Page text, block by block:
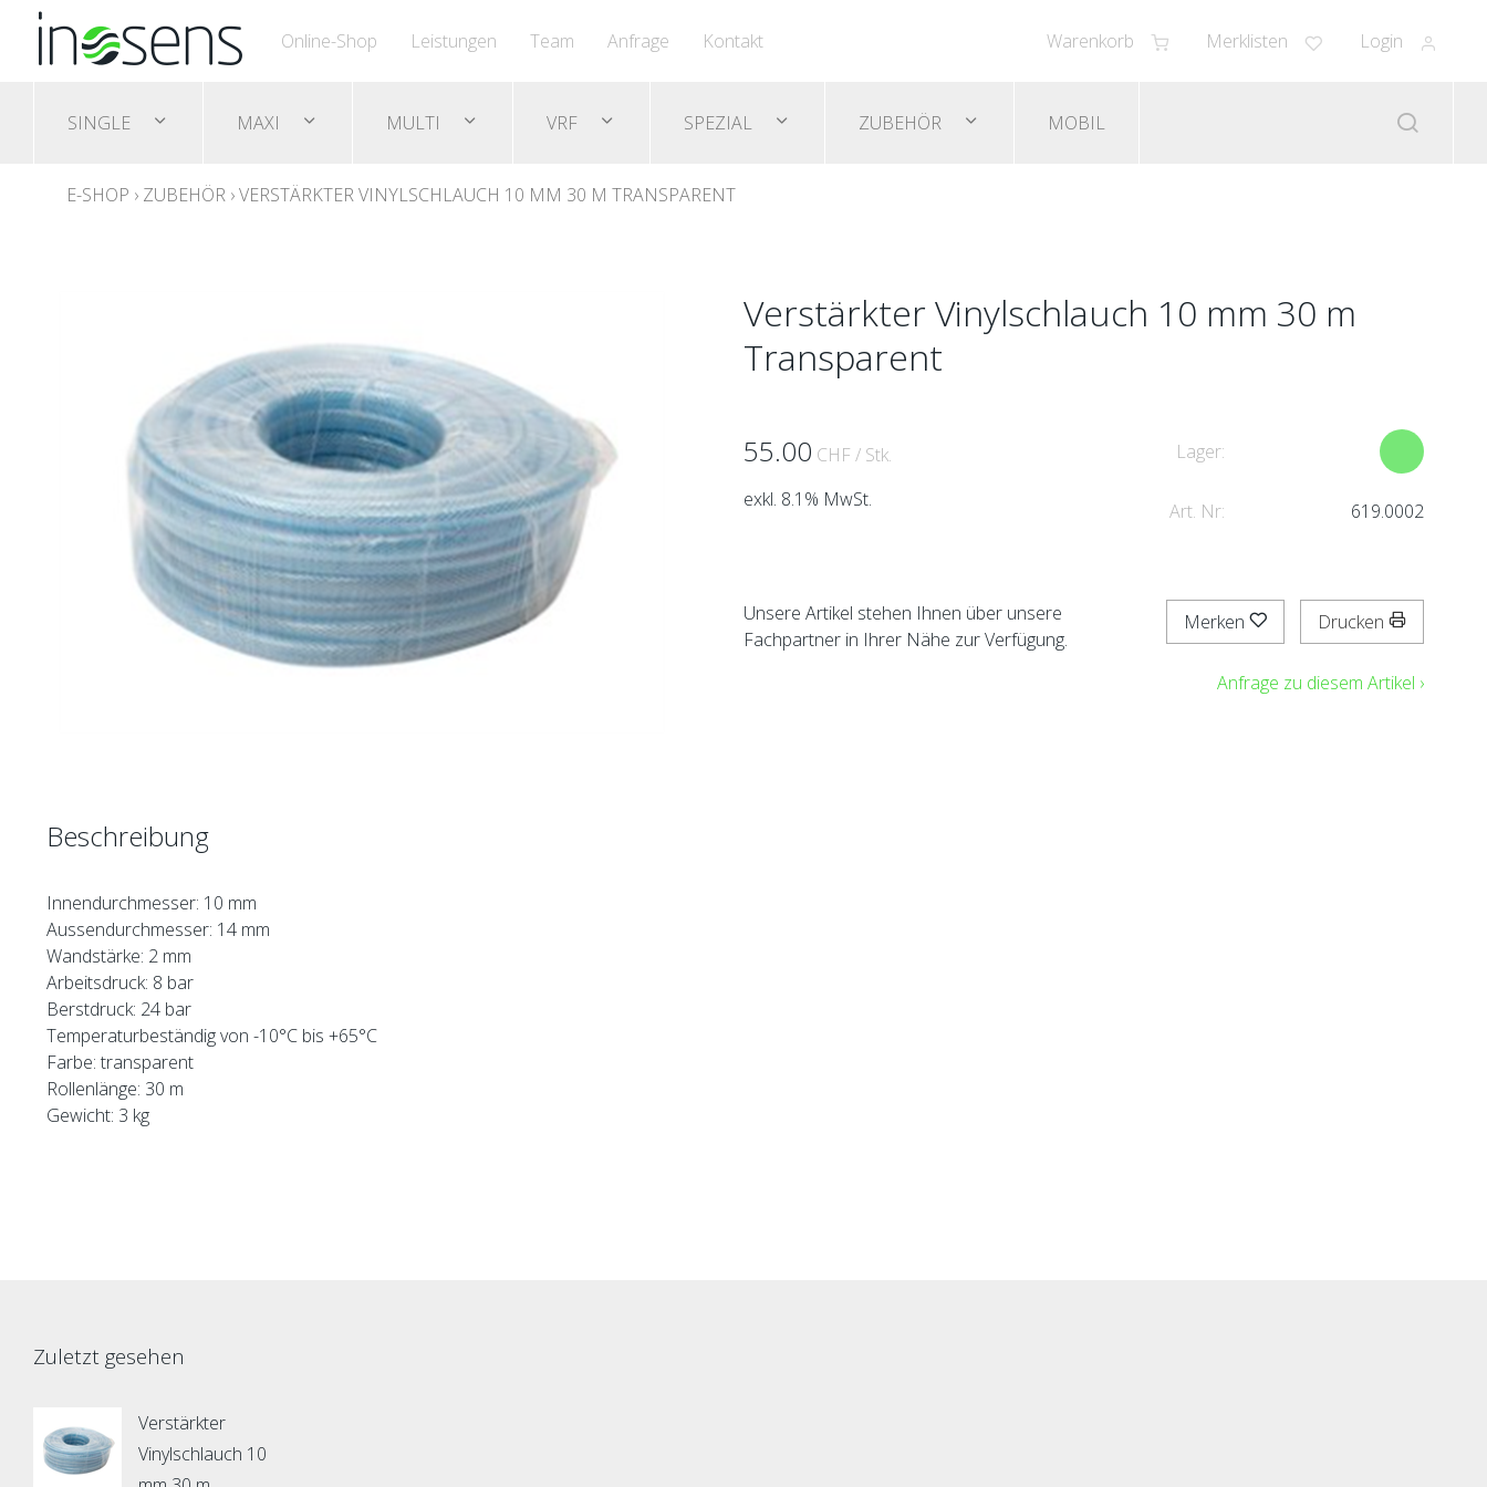
Warenkorb Merklisten Login
Online-Shop Leistungen Team Anfrage Kontakt
SINGLE MAXI MULTI VRF SPEZIAL ZUBEHÖR MOBIL
E-SHOP › ZUBEHÖR ›VERSTÄRKTER VINYLSCHLAUCH 10 MM 30 M TRANSPARENT
Verstärkter Vinylschlauch 10 mm 30 m
Transparent
55.00 CHF / Stk.
exkl. 8.1% MwSt.
Lager:
Art. Nr: 619.0002
Unsere Artikel stehen Ihnen über unsere
Fachpartner in Ihrer Nähe zur Verfügung.
Merken Drucken
Anfrage zu diesem Artikel ›
Beschreibung
Innendurchmesser: 10 mm
Aussendurchmesser: 14 mm
Wandstärke: 2 mm
Arbeitsdruck: 8 bar
Berstdruck: 24 bar
Temperaturbeständig von -10°C bis +65°C
Farbe: transparent
Rollenlänge: 30 m
Gewicht: 3 kg
Zuletzt gesehen
Verstärkter
Vinylschlauch 10